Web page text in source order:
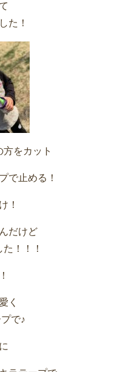
た！
をカット
で止める！
！
だけど
！！！
く
で♪